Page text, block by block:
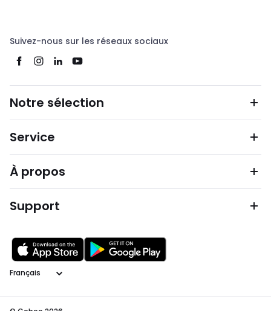
Suivez-nous sur les réseaux sociaux
Notre sélection
Service
À propos
Support
Langage